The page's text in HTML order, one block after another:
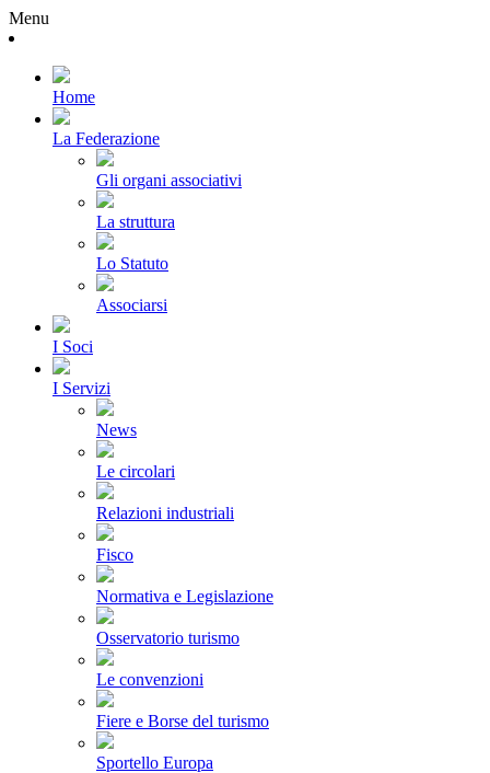
Menu
Home
La Federazione
Gli organi associativi
La struttura
Lo Statuto
Associarsi
I Soci
I Servizi
News
Le circolari
Relazioni industriali
Fisco
Normativa e Legislazione
Osservatorio turismo
Le convenzioni
Fiere e Borse del turismo
Sportello Europa